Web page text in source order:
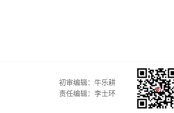
初审编辑：牛乐耕
责任编辑：李士环